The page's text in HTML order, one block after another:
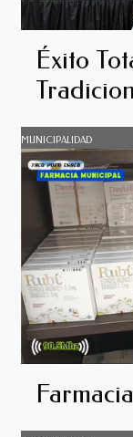
Éxito
MUNICIPALIDAD